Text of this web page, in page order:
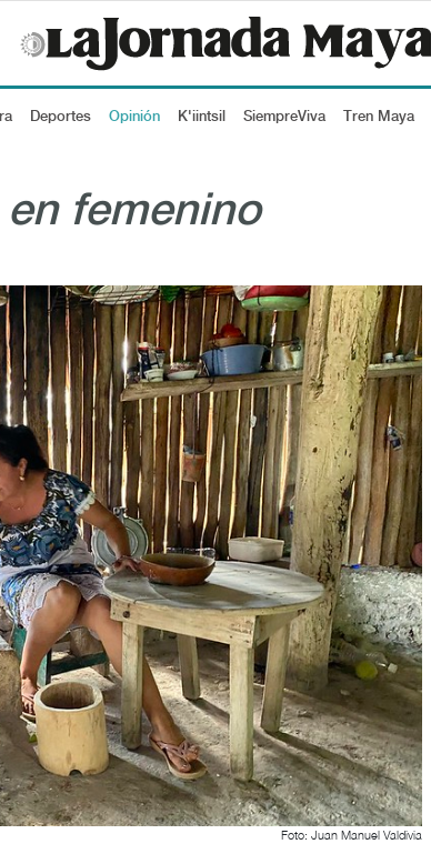
Deportes Opinión K'iintsil SiempreViva Tren Maya
femenino
Foto: Juan Manuel Valdivia